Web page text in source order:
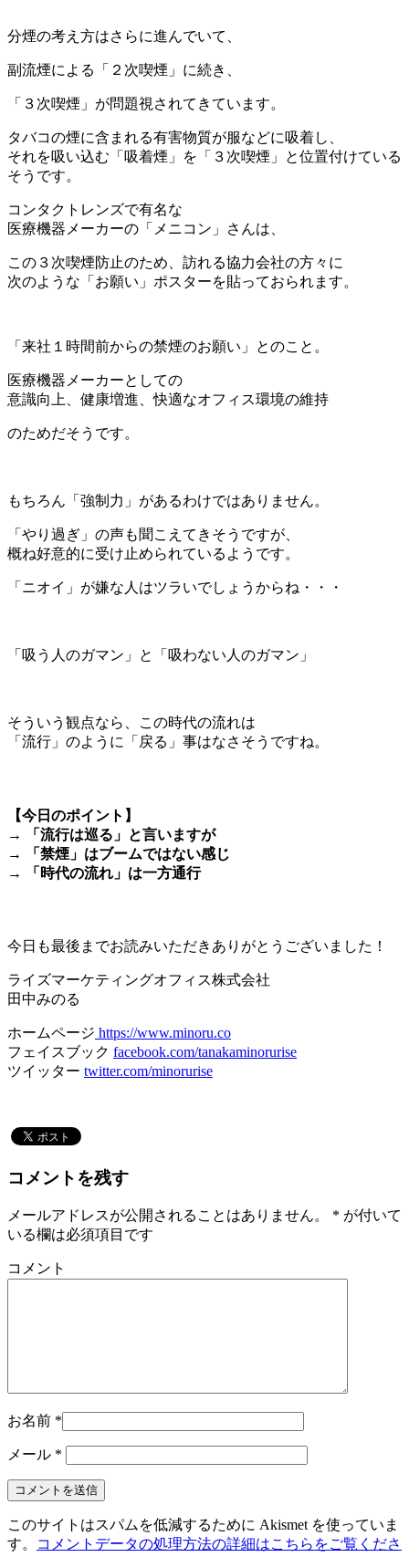
分煙の考え方はさらに進んでいて、
副流煙による「２次喫煙」に続き、
「３次喫煙」が問題視されてきています。
タバコの煙に含まれる有害物質が服などに吸着し、
それを吸い込む「吸着煙」を「３次喫煙」と位置付けている
そうです。
コンタクトレンズで有名な
医療機器メーカーの「メニコン」さんは、
この３次喫煙防止のため、訪れる協力会社の方々に
次のような「お願い」ポスターを貼っておられます。
「来社１時間前からの禁煙のお願い」とのこと。
医療機器メーカーとしての
意識向上、健康増進、快適なオフィス環境の維持
のためだそうです。
もちろん「強制力」があるわけではありません。
「やり過ぎ」の声も聞こえてきそうですが、
概ね好意的に受け止められているようです。
「ニオイ」が嫌な人はツラいでしょうからね・・・
「吸う人のガマン」と「吸わない人のガマン」
そういう観点なら、この時代の流れは
「流行」のように「戻る」事はなさそうですね。
【今日のポイント】
→ 「流行は巡る」と言いますが
→ 「禁煙」はブームではない感じ
→ 「時代の流れ」は一方通行
今日も最後までお読みいただきありがとうございました！
ライズマーケティングオフィス株式会社
田中みのる
ホームページ https://www.minoru.co
フェイスブック facebook.com/tanakaminorurise
ツイッター twitter.com/minorurise
コメントを残す
メールアドレスが公開されることはありません。 * が付いて
いる欄は必須項目です
コメント
お名前 *
メール *
このサイトはスパムを低減するために Akismet を使っていま
す。
コメントデータの処理方法の詳細はこちらをご覧くださ